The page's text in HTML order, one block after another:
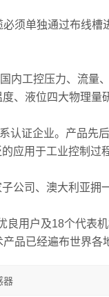
须单独通过布线槽
内工控压力、流量
、液位四大物理
认证企业。产品先
应用于工业控制
公司、澳大利亚
用户及18个代表
品已经遍布世界各